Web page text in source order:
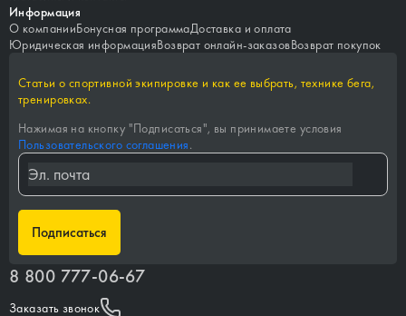
Информация
О компанииБонусная программаДоставка и оплата
Юридическая информацияВозврат онлайн-заказовВозврат покупок
Статьи о спортивной экипировке и как ее выбрать, технике бега,
тренировках.
Нажимая на кнопку "Подписаться", вы принимаете условия
Пользовательского соглашения.
Подписаться
8 800 777-06-67
Заказать звонок